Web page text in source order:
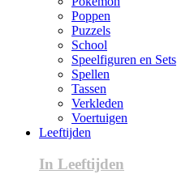
Poppen
Puzzels
School
Speelfiguren en Sets
Spellen
Tassen
Verkleden
Voertuigen
Leeftijden
In Leeftijden